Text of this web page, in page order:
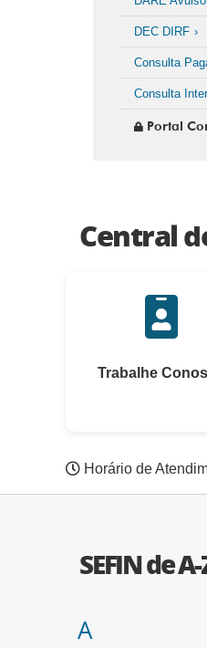
DEC DIRF
Consulta
Consulta
Portal
Central
Trabalhe
Horário de
SEFIN de
A